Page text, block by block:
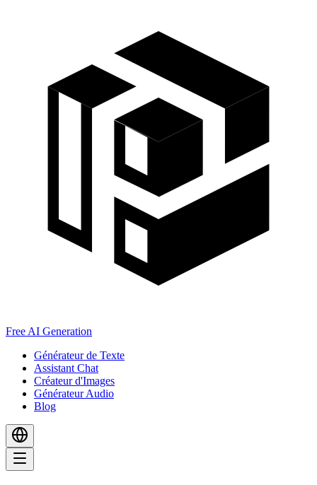
Free AI Generation
Générateur de Texte
Assistant Chat
Créateur d'Images
Générateur Audio
Blog